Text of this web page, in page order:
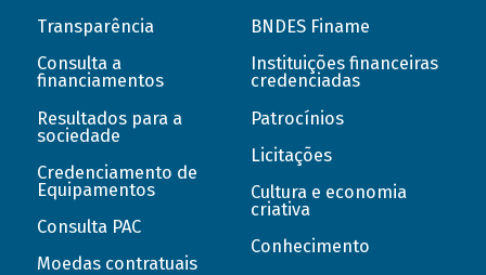
Transparência
Consulta a
financiamentos
Resultados para a
sociedade
Credenciamento de
Equipamentos
Consulta PAC
Moedas contratuais
BNDES Finame
Instituições financeiras
credenciadas
Patrocínios
Licitações
Cultura e economia
criativa
Conhecimento